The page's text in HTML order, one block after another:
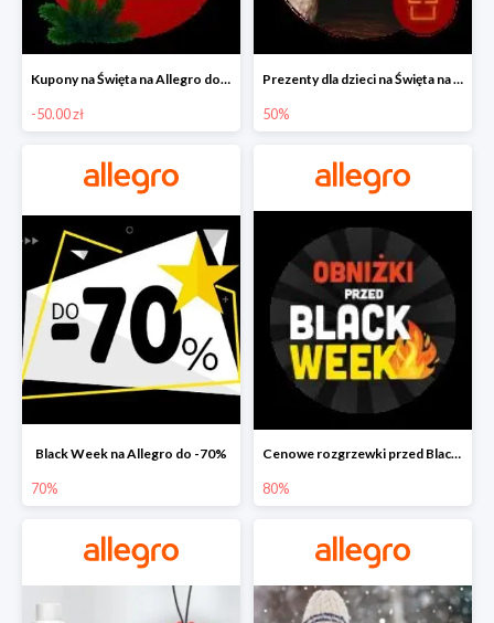
Kupony na Święta na Allegro do -50 zł
-50.00 zł
Prezenty dla dzieci na Święta na Allegro do -50%
50%
Black Week na Allegro do -70%
70%
Cenowe rozgrzewki przed Black Friday na Allegro do -80%
80%